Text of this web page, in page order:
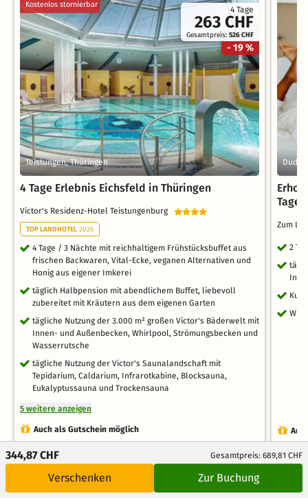
344,87 CHF Gesamtpreis: 689,81 CHF
Verschenken Zur Buchung
4 Tage
263 CHF
Gesamtpreis:526 CHF
- 19 %
Kostenlos stornierbar
Teistungen, Thüringen
4 Tage Erlebnis Eichsfeld in Thüringen
Victor's Residenz-Hotel Teistungenburg
TOP LANDHOTEL 2026
4 Tage / 3 Nächte mit reichhaltigem Frühstücksbuffet aus
frischen Backwaren, Vital-Ecke, veganen Alternativen und
Honig aus eigener Imkerei
täglich Halbpension mit abendlichem Buffet, liebevoll
zubereitet mit Kräutern aus dem eigenen Garten
tägliche Nutzung der 3.000 m² großen Victor's Bäderwelt mit
Innen- und Außenbecken, Whirlpool, Strömungsbecken und
Wasserrutsche
tägliche Nutzung der Victor's Saunalandschaft mit
Tepidarium, Caldarium, Infrarotkabine, Blocksauna,
Eukalyptussauna und Trockensauna
5 weitere anzeigen
Auch als Gutschein möglich
4.7/5.0 Zum Angebot
Tage
Zum
2